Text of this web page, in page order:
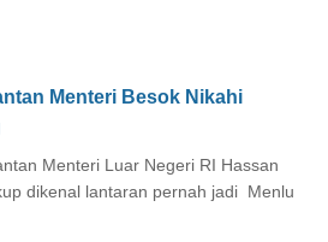
Menteri Besok Nikahi
Menteri Luar Negeri RI Hassan
dikenal lantaran pernah jadi Menlu